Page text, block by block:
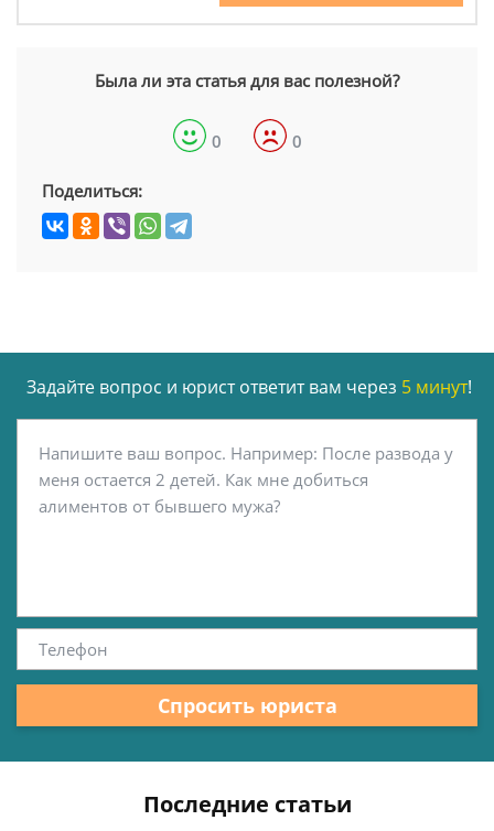
Была ли эта статья для вас полезной?
0 0
Поделиться:
Задайте вопрос и юрист ответит вам через 5 минут!
Спросить юриста
Последние статьи